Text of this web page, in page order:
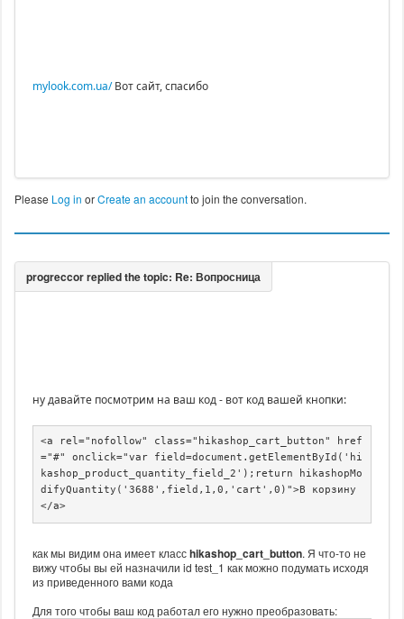
mylook.com.ua/Вот сайт, спасибо
Please Log in orCreate an accountto join the conversation.
ну давайте посмотрим на ваш код - вот код вашей кнопки:
<a rel="nofollow" class="hikashop_cart_button" href
="#" onclick="var field=document.getElementById('hi
kashop_product_quantity_field_2');return hikashopMo
difyQuantity('3688',field,1,0,'cart',0)">В корзину
</a>
как мы видим она имеет классhikashop_cart_button. Я что-то не
вижу чтобы вы ей назначили id test_1 как можно подумать исходя
из приведенного вами кода
Для того чтобы ваш код работал его нужно преобразовать: